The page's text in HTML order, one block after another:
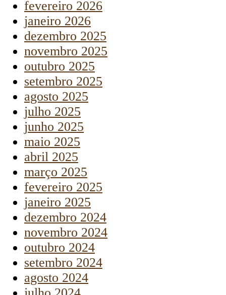
fevereiro 2026
janeiro 2026
dezembro 2025
novembro 2025
outubro 2025
setembro 2025
agosto 2025
julho 2025
junho 2025
maio 2025
abril 2025
março 2025
fevereiro 2025
janeiro 2025
dezembro 2024
novembro 2024
outubro 2024
setembro 2024
agosto 2024